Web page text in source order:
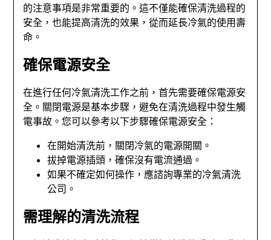
的注意事項是非常重要的。這不僅能確保清洗過程的
安全，也能提高清洗的效果，從而延長冷氣的使用壽
命。
確保電源安全
在進行任何冷氣清洗工作之前，首先需要確保電源安
全。關閉電源是基本步驟，避免在清洗過程中發生觸
電事故。您可以參考以下步驟確保電源安全：
在開始清洗前，關閉冷氣的電源開關。
拔掉電源插頭，確保沒有電流通過。
如果不確定如何操作，應諮詢專業的冷氣清洗
公司。
需理解的清洗流程